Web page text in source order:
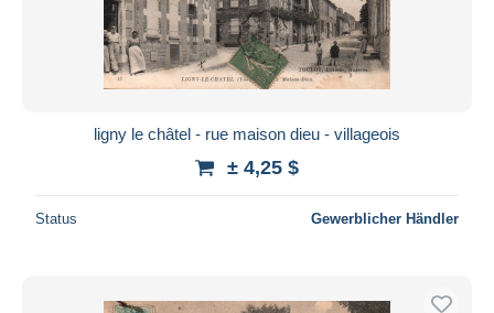
ligny le châtel - rue maison dieu - villageois
± 4,25 $
Status Gewerblicher Händler